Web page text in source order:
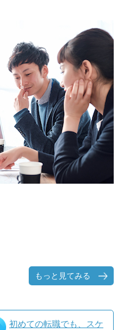
もっと見てみる
初めての転職でも、スケ